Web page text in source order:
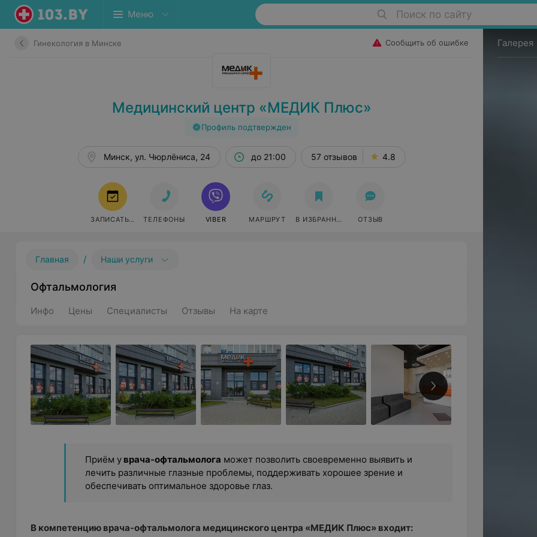
Меню Поиск по сайту
Гинекология в Минске Сообщить об ошибке
Медицинский центр «МЕДИК Плюс»
Профиль подтвержден
Минск, ул. Чюрлёниса, 24 до 21:00 57 отзывов 4.8
ЗАПИСАТЬСЯ ТЕЛЕФОНЫ VIBER МАРШРУТ В ИЗБРАННОЕ ОТЗЫВ
Главная / Наши услуги
Офтальмология
Инфо Цены Специалисты Отзывы На карте
Приём у врача-офтальмолога может позволить своевременно выявить и
лечить различные глазные проблемы, поддерживать хорошее зрение и
обеспечивать оптимальное здоровье глаз.
В компетенцию врача-офтальмолога медицинского центра «МЕДИК Плюс» входит:
Галерея